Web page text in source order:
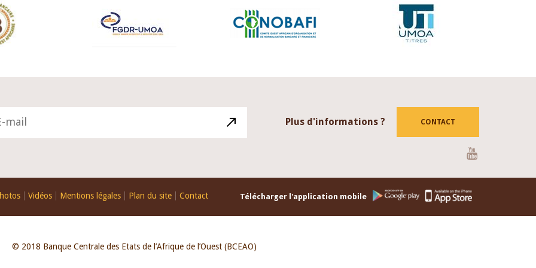
Plus d'informations ? CONTACT
Vidéos Mentions légales Plan du site Contact Télécharger l'application mobile
© 2018 Banque Centrale des Etats de l’Afrique de l’Ouest (BCEAO)